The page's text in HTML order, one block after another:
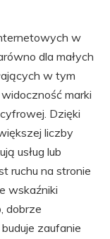
w
dla małych
w tym
marki
Dzięki
liczby
usług lub
ruchu na stronie
wskaźniki
dobrze
zaufanie